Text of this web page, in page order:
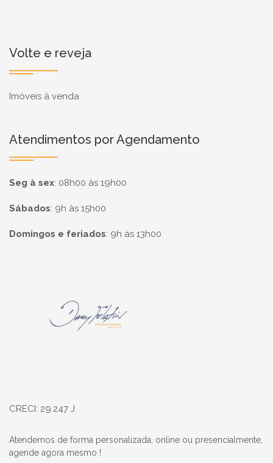
Volte e reveja
Imóveis à venda
Atendimentos por Agendamento
Seg à sex: 08h00 às 19h00
Sábados: 9h às 15h00
Domingos e feriados: 9h às 13h00
CRECI: 29.247 J
Atendemos de forma personalizada, online ou presencialmente,
agende agora mesmo !